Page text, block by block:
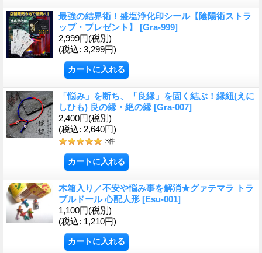
最強の結界術！盛塩浄化印シール【陰陽術ストラ
ップ・プレゼント】 [Gra-999]
2,999円(税別)
(税込: 3,299円)
「悩み」を断ち、「良縁」を固く結ぶ！縁紐(えに
しひも) 良の縁・絶の縁 [Gra-007]
2,400円(税別)
(税込: 2,640円)
3件
木箱入り／不安や悩み事を解消★グァテマラ トラ
ブルドール 心配人形 [Esu-001]
1,100円(税別)
(税込: 1,210円)